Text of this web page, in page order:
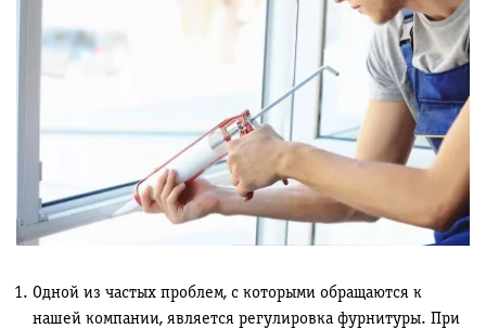
Одной из частых проблем, с которыми обращаются к
нашей компании, является регулировка фурнитуры. При